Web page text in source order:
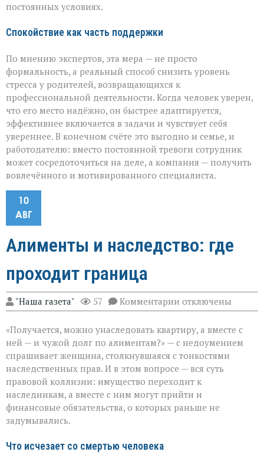
постоянных условиях.
Спокойствие как часть поддержки
По мнению экспертов, эта мера — не просто
формальность, а реальный способ снизить уровень
стресса у родителей, возвращающихся к
профессиональной деятельности. Когда человек уверен,
что его место надёжно, он быстрее адаптируется,
эффективнее включается в задачи и чувствует себя
увереннее. В конечном счёте это выгодно и семье, и
работодателю: вместо постоянной тревоги сотрудник
может сосредоточиться на деле, а компания — получить
вовлечённого и мотивированного специалиста.
10
АВГ
Алименты и наследство: где
проходит граница
"Наша газета" 57 Комментарии к
записи
и
наследство:
проходит
граница
отключены
«Получается, можно унаследовать квартиру, а вместе с
ней — и чужой долг по алиментам?» — с недоумением
спрашивает женщина, столкнувшаяся с тонкостями
наследственных прав. И в этом вопросе — вся суть
правовой коллизии: имущество переходит к
наследникам, а вместе с ним могут прийти и
финансовые обязательства, о которых раньше не
задумывались.
Что исчезает со смертью человека